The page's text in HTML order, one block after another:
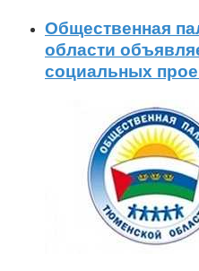
Общественная
области
социальных